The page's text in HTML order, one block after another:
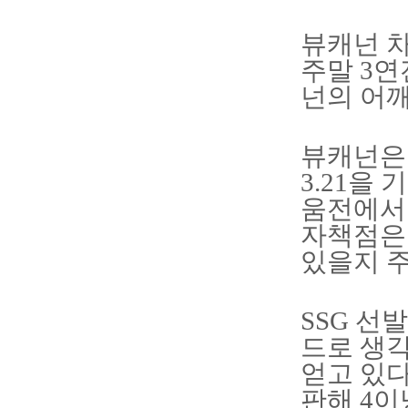
뷰캐넌
주말 3
넌의 어
뷰캐넌
3.21을
움전에
자책점
있을지
SSG 선
드로 생
얻고 있
판해 4